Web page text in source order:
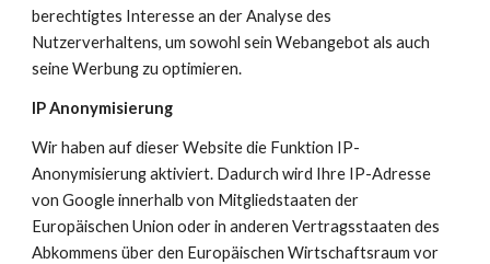
berechtigtes Interesse an der Analyse des
Nutzerverhaltens, um sowohl sein Webangebot als auch
seine Werbung zu optimieren.
IP Anonymisierung
Wir haben auf dieser Website die Funktion IP-
Anonymisierung aktiviert. Dadurch wird Ihre IP-Adresse
von Google innerhalb von Mitgliedstaaten der
Europäischen Union oder in anderen Vertragsstaaten des
Abkommens über den Europäischen Wirtschaftsraum vor